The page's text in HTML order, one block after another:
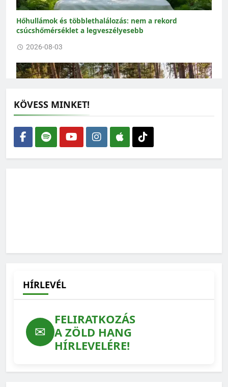
Hőhullámok és többlethalálozás: nem a rekord
csúcshőmérséklet a legveszélyesebb
2026-08-03
Nem elég több fát ültetni: a meglévő erdőket kell
megmenteni a kiszáradástól
KÖVESS MINKET!
HÍRLEVÉL
✉
FELIRATKOZÁS
A ZÖLD HANG
HÍRLEVELÉRE!